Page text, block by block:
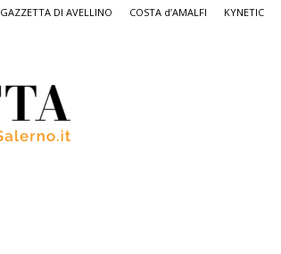
GAZZETTA DI AVELLINO COSTA d’AMALFI KYNETIC